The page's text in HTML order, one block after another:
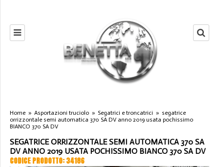
Home » Asportazioni truciolo » Segatrici e troncatrici » segatrice
orrizzontale semi automatica 370 SA DV anno 2019 usata pochissimo
BIANCO 370 SA DV
SEGATRICE ORRIZZONTALE SEMI AUTOMATICA 370 SA
DV ANNO 2019 USATA POCHISSIMO BIANCO 370 SA DV
CODICE PRODOTTO: 34186